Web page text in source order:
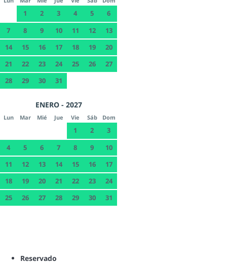
1 2 3 4 5
6
7
8 9 10 11 12
13
14
15 16 17 18 19
20
21
22 23 24 25 26
27
28
29 30 31
ENERO - 2027
Lun Mar Mié Jue Vie Sáb Dom
1 2
3
4
5 6 7 8 9
10
11
12 13 14 15 16
17
18
19 20 21 22 23
24
25
26 27 28 29 30 31
Reservado